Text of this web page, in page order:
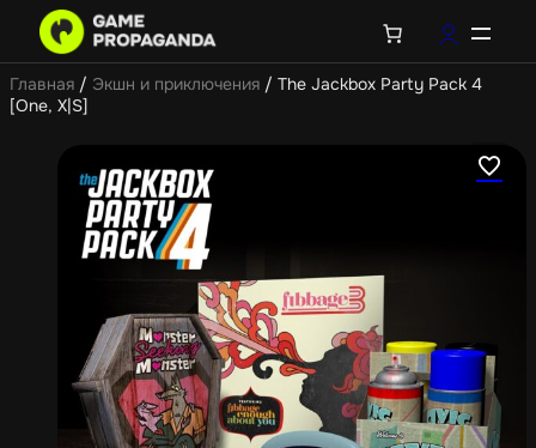
Главная / Экшн и приключения / The Jackbox Party Pack 4
[One, X|S]